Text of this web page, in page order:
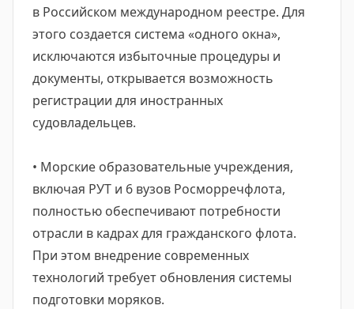
в Российском международном реестре. Для
этого создается система «одного окна»,
исключаются избыточные процедуры и
документы, открывается возможность
регистрации для иностранных
судовладельцев.
• Морские образовательные учреждения,
включая РУТ и 6 вузов Росморречфлота,
полностью обеспечивают потребности
отрасли в кадрах для гражданского флота.
При этом внедрение современных
технологий требует обновления системы
подготовки моряков.